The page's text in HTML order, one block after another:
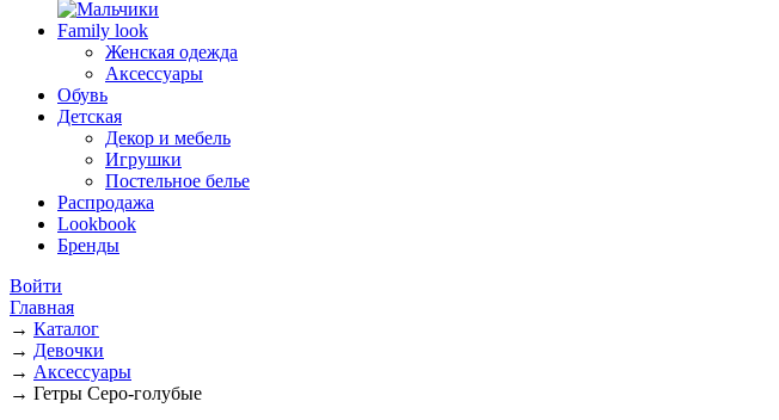
Family look
Женская одежда
Аксессуары
Обувь
Детская
Декор и мебель
Игрушки
Постельное белье
Распродажа
Lookbook
Бренды
Войти
Главная
→ Каталог
→ Девочки
→ Аксессуары
→ Гетры Серо-голубые